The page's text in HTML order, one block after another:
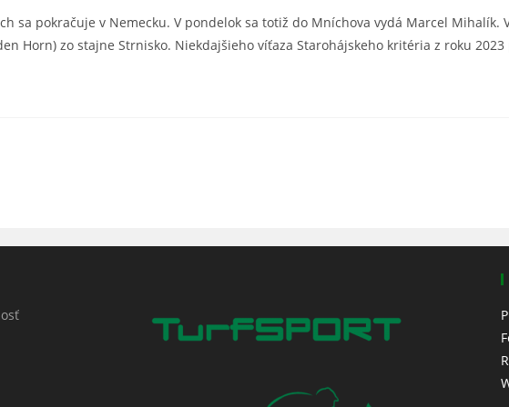
sa pokračuje v Nemecku. V pondelok sa totiž do Mníchova vydá Marcel Mihalík.
Horn) zo stajne Strnisko. Niekdajšieho víťaza Starohájskeho kritéria z roku